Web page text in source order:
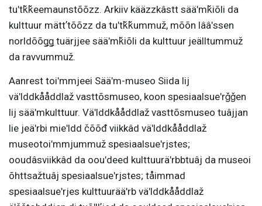
tuʹtǩǩeemaunstõõzz. Arkiiv kääzzkâstt sääʹmǩiõli da
kulttuur mättʼtõõzz da tuʹtǩǩummuž, mõõn lââʹssen
norldõõǥǥ tuärjjee sääʹmǩiõli da kulttuur jeälltummuž
da ravvummuž.
Aanrest toiʹmmjeei Sääʹm-museo Siida lij
väʹlddkååddlaž vasttõsmuseo, koon spesiaalsueʹrǧǧen
lij sääʹmkulttuur. Väʹlddkååddlaž vasttõsmuseo tuâjjan
lie jeäʹrbi mieʹldd čõõđ viikkâd väʹlddkååddlaž
museotoiʹmmjummuž spesiaalsueʹrjstes;
ooudâsviikkâd da oouʹdeed kulttuuräʹrbbtuâj da museoi
õhttsažtuâj spesiaalsueʹrjstes; tåimmad
spesiaalsueʹrjes kulttuurääʹrb väʹlddkååddlaž